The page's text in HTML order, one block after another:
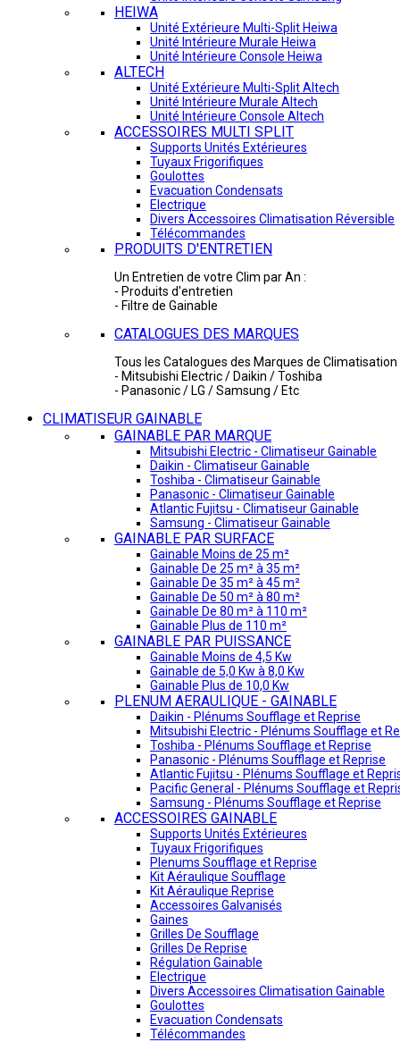
HEIWA
Unité Extérieure Multi-Split Heiwa
Unité Intérieure Murale Heiwa
Unité Intérieure Console Heiwa
ALTECH
Unité Extérieure Multi-Split Altech
Unité Intérieure Murale Altech
Unité Intérieure Console Altech
ACCESSOIRES MULTI SPLIT
Supports Unités Extérieures
Tuyaux Frigorifiques
Goulottes
Evacuation Condensats
Electrique
Divers Accessoires Climatisation Réversible
Télécommandes
PRODUITS D'ENTRETIEN
Un Entretien de votre Clim par An :
- Produits d'entretien
- Filtre de Gainable
CATALOGUES DES MARQUES
Tous les Catalogues des Marques de Climatisation
- Mitsubishi Electric / Daikin / Toshiba
- Panasonic / LG / Samsung / Etc
CLIMATISEUR GAINABLE
GAINABLE PAR MARQUE
Mitsubishi Electric - Climatiseur Gainable
Daikin - Climatiseur Gainable
Toshiba - Climatiseur Gainable
Panasonic - Climatiseur Gainable
Atlantic Fujitsu - Climatiseur Gainable
Samsung - Climatiseur Gainable
GAINABLE PAR SURFACE
Gainable Moins de 25 m²
Gainable De 25 m² à 35 m²
Gainable De 35 m² à 45 m²
Gainable De 50 m² à 80 m²
Gainable De 80 m² à 110 m²
Gainable Plus de 110 m²
GAINABLE PAR PUISSANCE
Gainable Moins de 4,5 Kw
Gainable de 5,0 Kw à 8,0 Kw
Gainable Plus de 10,0 Kw
PLENUM AERAULIQUE - GAINABLE
Daikin - Plénums Soufflage et Reprise
Mitsubishi Electric - Plénums Soufflage et
Toshiba - Plénums Soufflage et Reprise
Panasonic - Plénums Soufflage et Reprise
Atlantic Fujitsu - Plénums Soufflage et
Pacific General - Plénums Soufflage et
Samsung - Plénums Soufflage et Reprise
ACCESSOIRES GAINABLE
Supports Unités Extérieures
Tuyaux Frigorifiques
Plenums Soufflage et Reprise
Kit Aéraulique Soufflage
Kit Aéraulique Reprise
Accessoires Galvanisés
Gaines
Grilles De Soufflage
Grilles De Reprise
Régulation Gainable
Electrique
Divers Accessoires Climatisation Gainable
Goulottes
Evacuation Condensats
Télécommandes